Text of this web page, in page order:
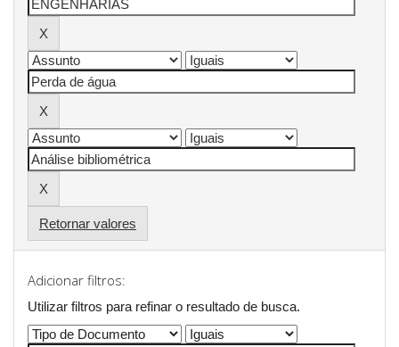
Retornar valores
Adicionar filtros:
Utilizar filtros para refinar o resultado de busca.